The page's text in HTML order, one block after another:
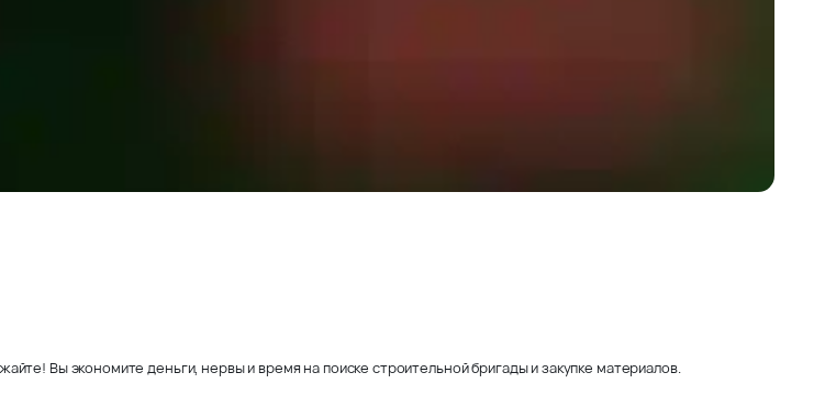
Вы экономите деньги, нервы и время на поиске строительной бригады и закупке материалов.